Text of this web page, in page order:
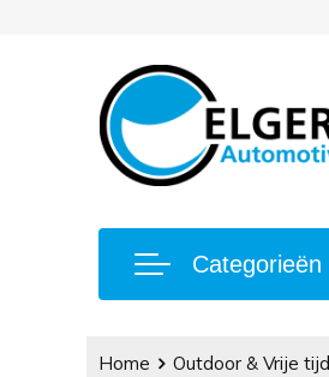
Categorieën
Home Outdoor & Vrije tijd